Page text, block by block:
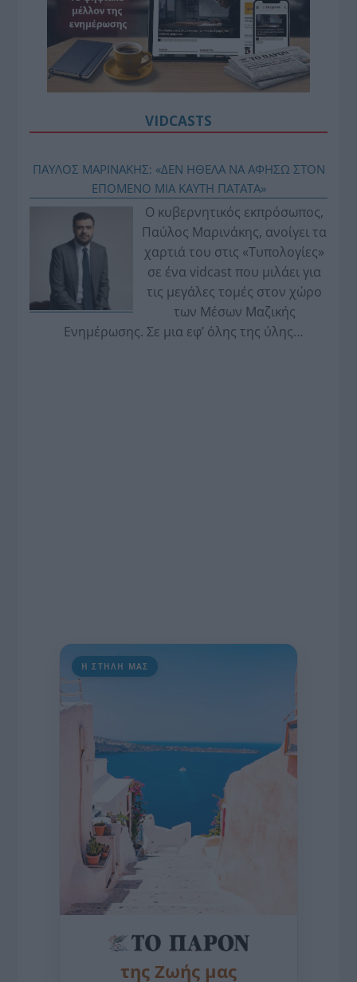
VIDCASTS
ΠΑΥΛΟΣ ΜΑΡΙΝΑΚΗΣ: «ΔΕΝ ΗΘΕΛΑ ΝΑ ΑΦΗΣΩ ΣΤΟΝ
ΕΠΟΜΕΝΟ ΜΙΑ ΚΑΥΤΗ ΠΑΤΑΤΑ»
Ο κυβερνητικός εκπρόσωπος,
Παύλος Μαρινάκης, ανοίγει τα
χαρτιά του στις «Τυπολογίες»
σε ένα vidcast που μιλάει για
τις μεγάλες τομές στον χώρο
των Μέσων Μαζικής
Ενημέρωσης. Σε μια εφ’ όλης της ύλης
Η ΣΤΗΛΗ ΜΑΣ
της Ζωής μας